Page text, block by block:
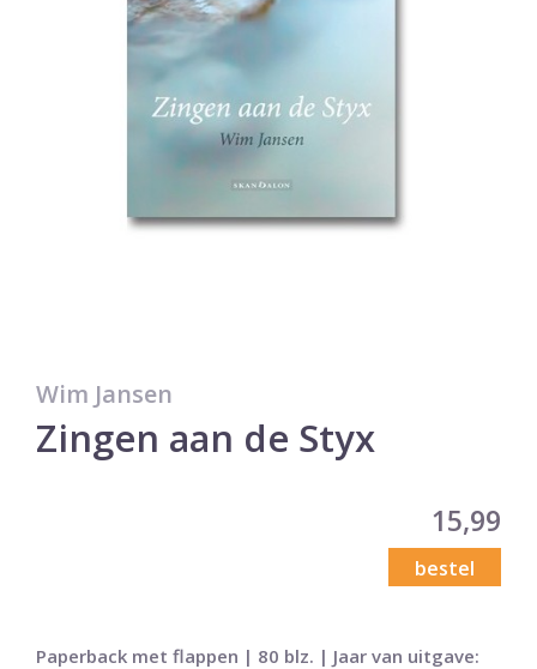
Wim Jansen
Zingen aan de Styx
15,99
bestel
Paperback met flappen | 80 blz. | Jaar van uitgave: